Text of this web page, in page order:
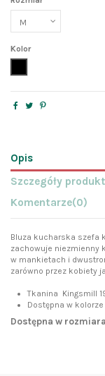
Kolor
Opis
Szczegóły
Komentarze(0)
Bluza kucharska szefa
zachowuje niezmienny
w mankietach i
zarówno przez kobiety
Tkanina Kingsmill
Dostępna w
Dostępna w